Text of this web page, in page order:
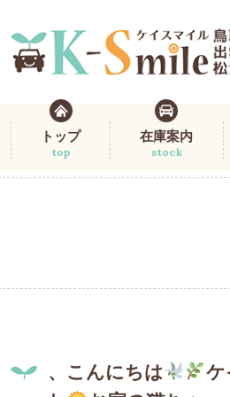
トップ
top
在庫案内
stock
、こんにちは
ケ